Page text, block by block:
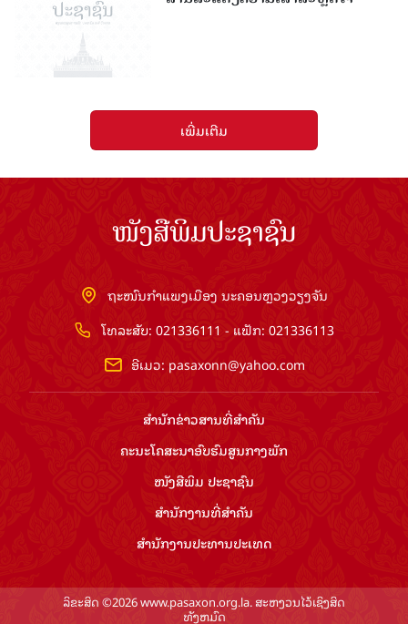
ໜັງສືພິມປະຊາຊົນ
ຖະໜົນກຳແພງເມືອງ ນະຄອນຫຼວງວຽງຈັນ
ສຳ​ນັກ​ຂ່າວ​ສານ​ທີ່​ສຳ​ຄັນ​
ໜັງສືພິມ ປະ​ຊາ​ຊົນ
ສຳ​ນັກ​ງານ​ທີ່​ສຳ​ຄັນ
ສຳ​ນັກ​ງານ​ປະ​ທານ​ປະ​ເທດ
ລິຂະສິດ ©2026 www.pasaxon.org.la. ສະຫງວນໄວ້ເຊິງສິດ